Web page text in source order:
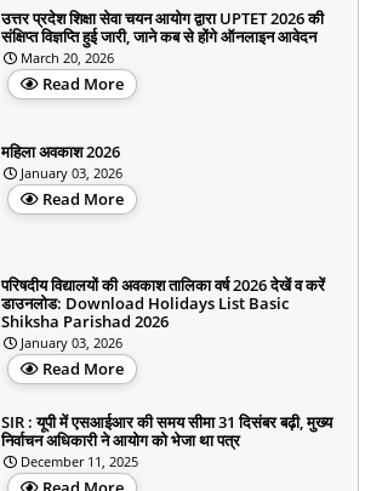
उत्तर प्रदेश शिक्षा सेवा चयन आयोग द्वारा UPTET 2026 की
संक्षिप्त विज्ञप्ति हुई जारी, जाने कब से होंगे ऑनलाइन आवेदन
March 20, 2026
Read More
महिला अवकाश 2026
January 03, 2026
Read More
परिषदीय विद्यालयों की अवकाश तालिका वर्ष 2026 देखें व करें
डाउनलोड: Download Holidays List Basic
Shiksha Parishad 2026
January 03, 2026
Read More
SIR : यूपी में एसआईआर की समय सीमा 31 दिसंबर बढ़ी, मुख्य
निर्वाचन अधिकारी ने आयोग को भेजा था पत्र
December 11, 2025